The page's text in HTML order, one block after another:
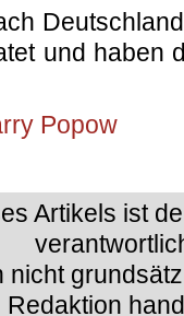
und haben
Popow
Artikels ist
nicht
Redaktion